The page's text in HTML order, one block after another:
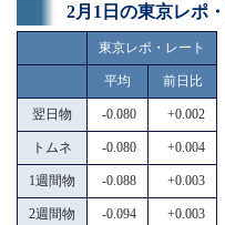
2月1日の東京レポ
東京レポ・レート
平均 前日比
翌日物 -0.080 +0.002
トムネ -0.080 +0.004
1週間物 -0.088 +0.003
2週間物 -0.094 +0.003